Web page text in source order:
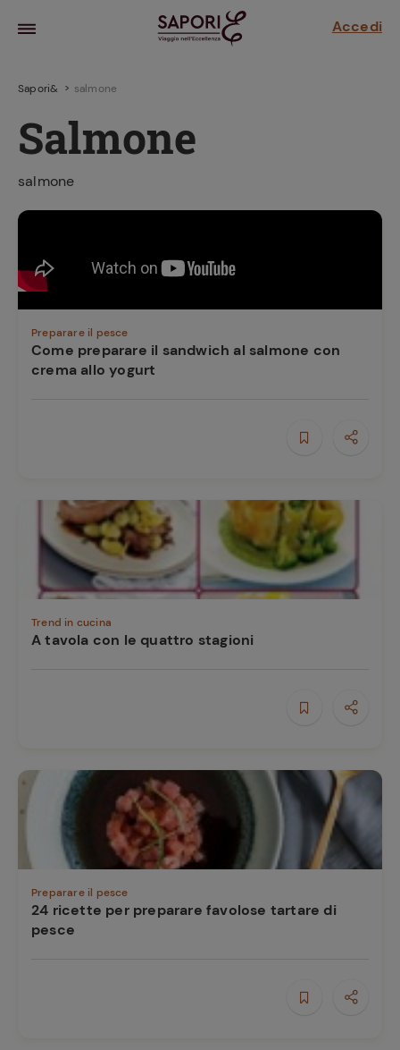
Accedi
la frutta
sensi di
Sapori& salmone
Salmone
salmone
Preparare il pesce
Come preparare il sandwich al salmone con
crema allo yogurt
Trend in cucina
A tavola con le quattro stagioni
Preparare il pesce
24 ricette per preparare favolose tartare di
pesce